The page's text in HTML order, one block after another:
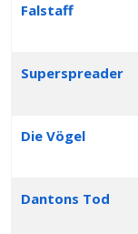
Falstaff
Superspreader
Die Vögel
Dantons Tod